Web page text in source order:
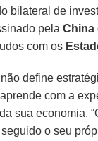
bilateral de
pelaChina
com os
não define
com a
sua economia.
o seu